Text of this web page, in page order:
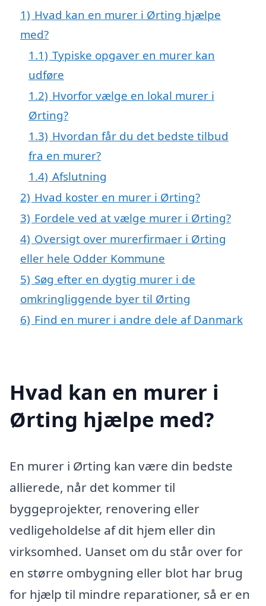
1) Hvad kan en murer i Ørting hjælpe
med?
1.1) Typiske opgaver en murer kan
udføre
1.2) Hvorfor vælge en lokal murer i
Ørting?
1.3) Hvordan får du det bedste tilbud
fra en murer?
1.4) Afslutning
2) Hvad koster en murer i Ørting?
3) Fordele ved at vælge murer i Ørting?
4) Oversigt over murerfirmaer i Ørting
eller hele Odder Kommune
5) Søg efter en dygtig murer i de
omkringliggende byer til Ørting
6) Find en murer i andre dele af Danmark
Hvad kan en murer i
Ørting hjælpe med?
En murer i Ørting kan være din bedste
allierede, når det kommer til
byggeprojekter, renovering eller
vedligeholdelse af dit hjem eller din
virksomhed. Uanset om du står over for
en større ombygning eller blot har brug
for hjælp til mindre reparationer, så er en